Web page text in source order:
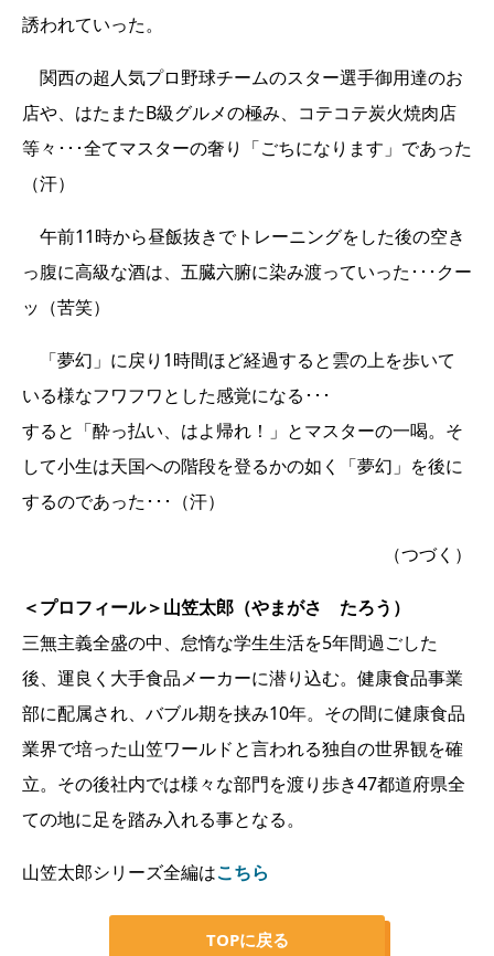
誘われていった。
関西の超人気プロ野球チームのスター選手御用達のお
店や、はたまたB級グルメの極み、コテコテ炭火焼肉店
等々･･･全てマスターの奢り「ごちになります」であった
（汗）
午前11時から昼飯抜きでトレーニングをした後の空き
っ腹に高級な酒は、五臓六腑に染み渡っていった･･･クー
ッ（苦笑）
「夢幻」に戻り1時間ほど経過すると雲の上を歩いて
いる様なフワフワとした感覚になる･･･
すると「酔っ払い、はよ帰れ！」とマスターの一喝。そ
して小生は天国への階段を登るかの如く「夢幻」を後に
するのであった･･･（汗）
（つづく）
＜プロフィール＞山笠太郎（やまがさ たろう）
三無主義全盛の中、怠惰な学生生活を5年間過ごした
後、運良く大手食品メーカーに潜り込む。健康食品事業
部に配属され、バブル期を挟み10年。その間に健康食品
業界で培った山笠ワールドと言われる独自の世界観を確
立。その後社内では様々な部門を渡り歩き47都道府県全
ての地に足を踏み入れる事となる。
山笠太郎シリーズ全編はこちら
TOPに戻る